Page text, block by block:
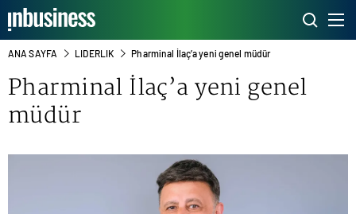
ANA SAYFA LIDERLIK Pharminal İlaç’a yeni genel müdür
Pharminal İlaç’a yeni genel
müdür